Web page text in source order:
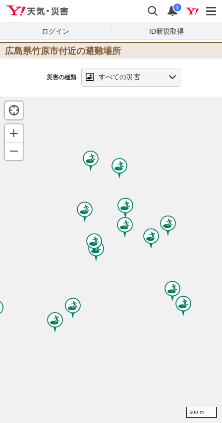
検索 通知
i
ログイン ID新規取得
広島県竹原市付近の避難場所
災害の種類 すべての災害
500 m